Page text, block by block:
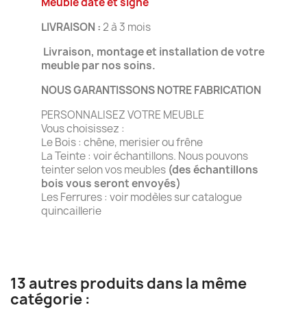
LIVRAISON :2 à 3 mois
Livraison, montage et installation de votre
meuble par nos soins.
NOUS GARANTISSONS NOTRE FABRICATION
PERSONNALISEZ VOTRE MEUBLE
Vous choisissez :
Le Bois : chêne, merisier ou frêne
La Teinte : voir échantillons. Nous pouvons
teinter selon vos meubles (des échantillons
bois vous seront envoyés)
Les Ferrures : voir modèles sur catalogue
quincaillerie
13 autres produits dans la même
catégorie :